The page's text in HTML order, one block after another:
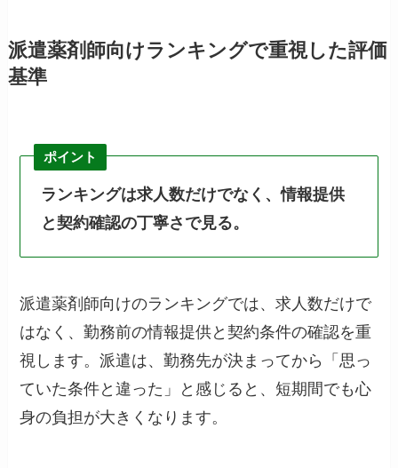
派遣薬剤師向けランキングで重視した評価
基準
ポイント
ランキングは求人数だけでなく、情報提供
と契約確認の丁寧さで見る。
派遣薬剤師向けのランキングでは、求人数だけで
はなく、勤務前の情報提供と契約条件の確認を重
視します。派遣は、勤務先が決まってから「思っ
ていた条件と違った」と感じると、短期間でも心
身の負担が大きくなります。